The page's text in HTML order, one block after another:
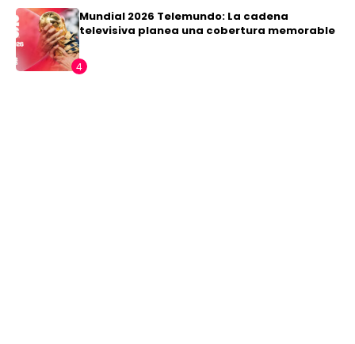
Mundial 2026 Telemundo: La cadena
televisiva planea una cobertura memorable